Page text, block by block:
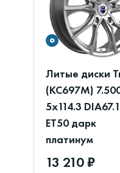
Литые диски
(КС697М)
5x114.3 DIA67.1
ET50 дарк
платинум
13 210 ₽